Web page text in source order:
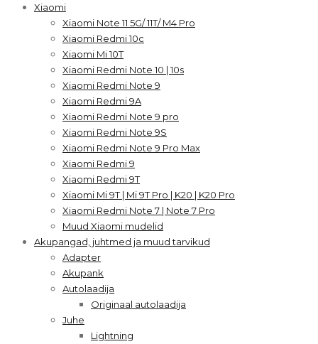
Xiaomi
Xiaomi Note 11 5G/ 11T/ M4 Pro
Xiaomi Redmi 10c
Xiaomi Mi 10T
Xiaomi Redmi Note 10 | 10s
Xiaomi Redmi Note 9
Xiaomi Redmi 9A
Xiaomi Redmi Note 9 pro
Xiaomi Redmi Note 9S
Xiaomi Redmi Note 9 Pro Max
Xiaomi Redmi 9
Xiaomi Redmi 9T
Xiaomi Mi 9T | Mi 9T Pro | K20 | K20 Pro
Xiaomi Redmi Note 7 | Note 7 Pro
Muud Xiaomi mudelid
Akupangad, juhtmed ja muud tarvikud
Adapter
Akupank
Autolaadija
Originaal autolaadija
Juhe
Lightning